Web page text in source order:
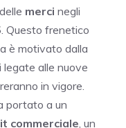
merci negli
. Questo frenetico
è motivato dalla
alle nuove
in vigore.
portato a un
commerciale , un